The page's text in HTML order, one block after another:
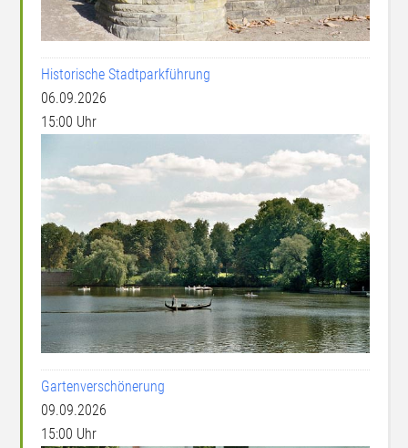
Historische Stadtparkführung
06.09.2026
15:00 Uhr
Gartenverschönerung
09.09.2026
15:00 Uhr